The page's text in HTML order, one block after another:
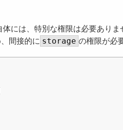
には、特別な権限は必要あり
間接的に storage の権限が必